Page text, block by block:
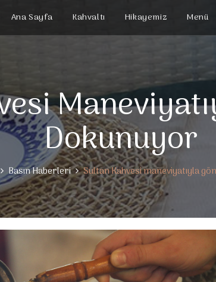
Ana Sayfa Kahvaltı Hikayemiz Menü
Dokunuyor
Basın Haberleri Sultan Kahvesi maneviyatıyla